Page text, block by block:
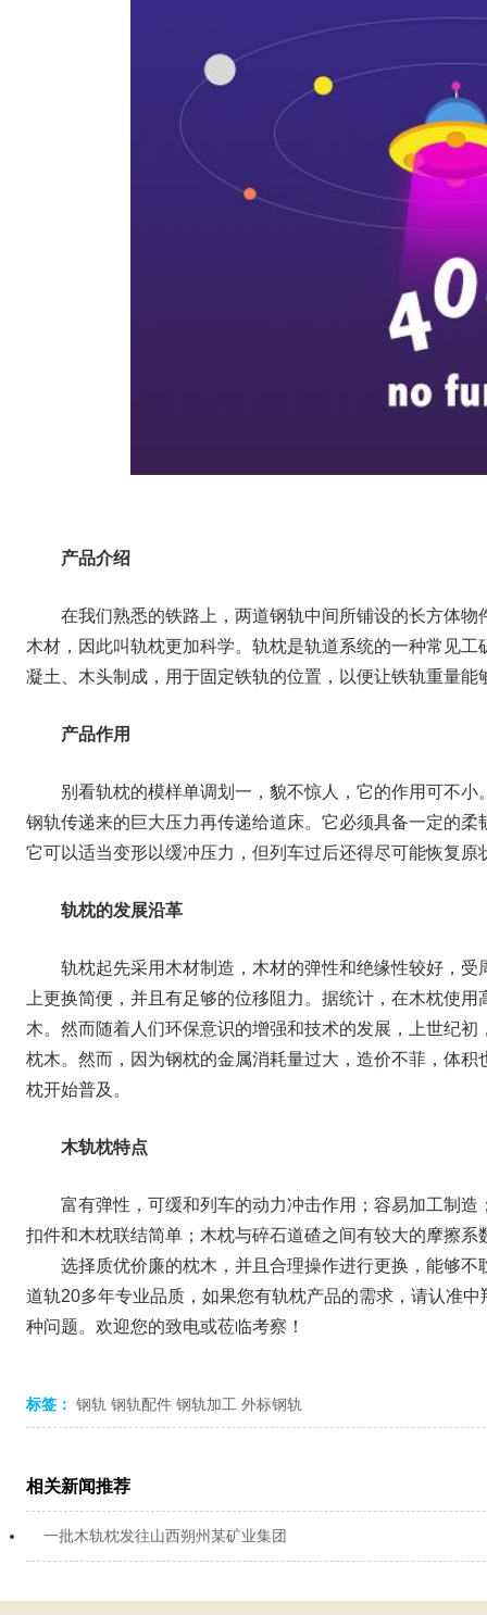
产品介绍
在我们熟悉的铁路上，两道钢轨中间所铺设的长方体
木材，因此叫轨枕更加科学。轨枕是轨道系统的一种常见
凝土、木头制成，用于固定铁轨的位置，以便让铁轨重量能
产品作用
别看轨枕的模样单调划一，貌不惊人，它的作用可不
钢轨传递来的巨大压力再传递给道床。它必须具备一定的
它可以适当变形以缓冲压力，但列车过后还得尽可能恢复原
轨枕的发展沿革
轨枕起先采用木材制造，木材的弹性和绝缘性较好，
上更换简便，并且有足够的位移阻力。据统计，在木枕使
木。然而随着人们环保意识的增强和技术的发展，上世纪
枕木。然而，因为钢枕的金属消耗量过大，造价不菲，体
枕开始普及。
木轨枕特点
富有弹性，可缓和列车的动力冲击作用；容易加工制
扣件和木枕联结简单；木枕与碎石道碴之间有较大的摩擦系
选择质优价廉的枕木，并且合理操作进行更换，能够不
道轨20多年专业品质，如果您有轨枕产品的需求，请认准
种问题。欢迎您的致电或莅临考察！
标签： 钢轨 钢轨配件 钢轨加工 外标钢轨
相关新闻推荐
一批木轨枕发往山西朔州某矿业集团